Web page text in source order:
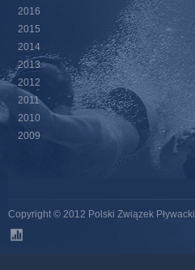
2016
2015
2014
2013
2012
2011
2010
2009
Copyright © 2012 Polski Związek Pływacki